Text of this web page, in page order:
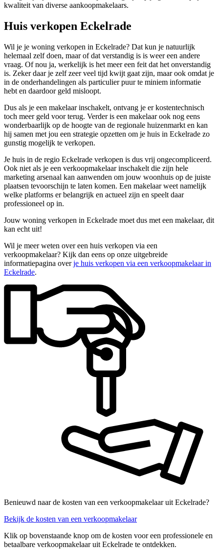
kwaliteit van diverse aankoopmakelaars.
Huis verkopen Eckelrade
Wil je je woning verkopen in Eckelrade? Dat kun je natuurlijk
helemaal zelf doen, maar of dat verstandig is is weer een andere
vraag. Of nou ja, werkelijk is het meer een feit dat het onverstandig
is. Zeker daar je zelf zeer veel tijd kwijt gaat zijn, maar ook omdat je
in de onderhandelingen als particulier puur te miniem informatie
hebt en daardoor geld misloopt.
Dus als je een makelaar inschakelt, ontvang je er kostentechnisch
toch meer geld voor terug. Verder is een makelaar ook nog eens
wonderbaarlijk op de hoogte van de regionale huizenmarkt en kan
hij samen met jou een strategie opzetten om je huis in Eckelrade zo
gunstig mogelijk te verkopen.
Je huis in de regio Eckelrade verkopen is dus vrij ongecompliceerd.
Ook niet als je een verkoopmakelaar inschakelt die zijn hele
marketing arsenaal kan aanwenden om jouw woonhuis op de juiste
plaatsen tevoorschijn te laten komen. Een makelaar weet namelijk
welke platforms er belangrijk en actueel zijn en speelt daar
professioneel op in.
Jouw woning verkopen in Eckelrade moet dus met een makelaar, dit
kan echt uit!
Wil je meer weten over een huis verkopen via een
verkoopmakelaar? Kijk dan eens op onze uitgebreide
informatiepagina overje huis verkopen via een verkoopmakelaar in
Eckelrade.
Benieuwd naar de kosten van een verkoopmakelaar uit Eckelrade?
Bekijk de kosten van een verkoopmakelaar
Klik op bovenstaande knop om de kosten voor een professionele en
betaalbare verkoopmakelaar uit Eckelrade te ontdekken.